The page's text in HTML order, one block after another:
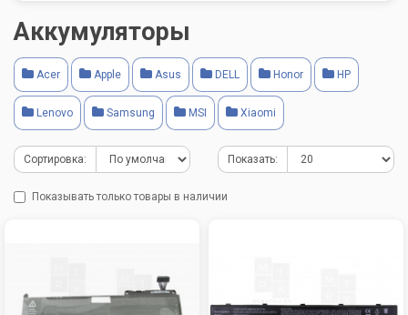
Аккумуляторы
Acer Apple Asus DELL Honor HP
Lenovo Samsung MSI Xiaomi
Сортировка: Показать:
Показывать только товары в наличии